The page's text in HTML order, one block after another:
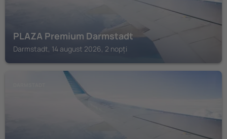
PLAZA Premium Darmstadt
Darmstadt, 14 august 2026, 2 nopți